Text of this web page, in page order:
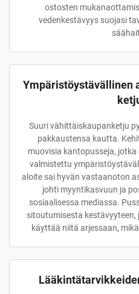
ostosten
vedenkestävyys suojasi
Ympäristöystävällinen
Suuri vähittäiskaupanketju
pakkaustensa kautta.
muovisia kantopusseja,
valmistettu
aloite sai hyvän vastaanoton
johti myyntikasvuun ja
sosiaalisessa mediassa.
sitoutumisesta
käyttää niitä arjessaan,